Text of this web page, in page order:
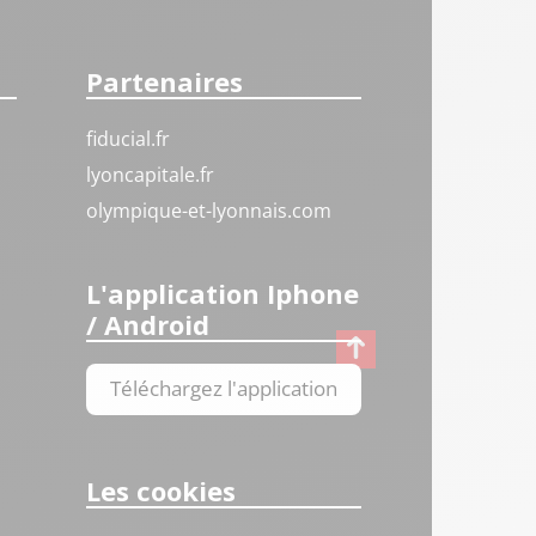
Partenaires
fiducial.fr
lyoncapitale.fr
olympique-et-lyonnais.com
L'application Iphone
/ Android
Téléchargez l'application
Les cookies